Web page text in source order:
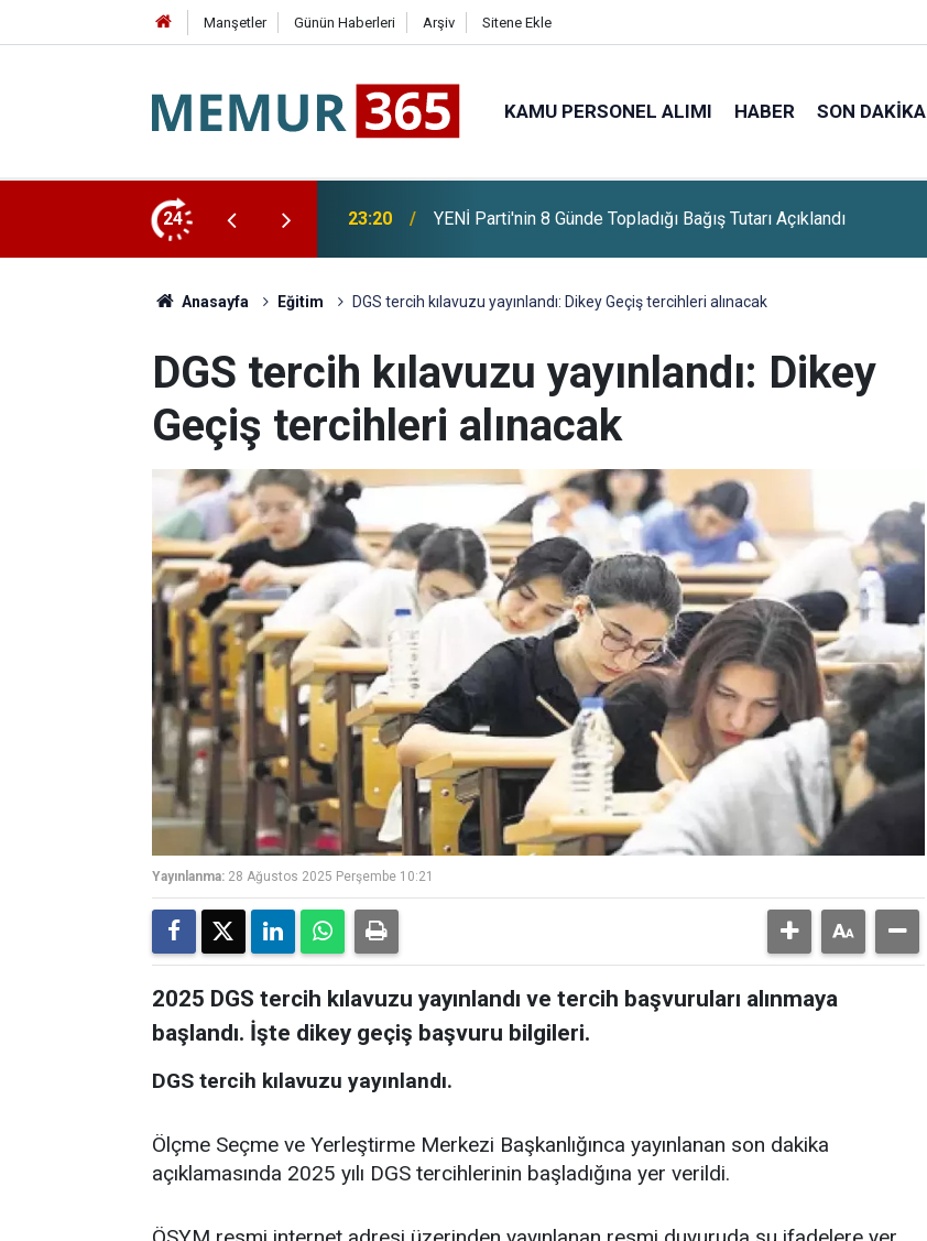
Manşetler Günün Haberleri Arşiv Sitene Ekle
KAMU PERSONEL ALIMI HABER SON DAKIKA
24
Tutarı Açıklandı 22:56 Cumhurbaşkanı Erdoğan Yarın Suudi Arabistan'a Gidiyor
Anasayfa Eğitim DGS tercih kılavuzu yayınlandı: Dikey Geçiş tercihleri alınacak
DGS tercih kılavuzu yayınlandı: Dikey
Geçiş tercihleri alınacak
Yayınlanma: 28 Ağustos 2025 Perşembe 10:21
2025 DGS tercih kılavuzu yayınlandı ve tercih başvuruları alınmaya
başlandı. İşte dikey geçiş başvuru bilgileri.
DGS tercih kılavuzu yayınlandı.
Ölçme Seçme ve Yerleştirme Merkezi Başkanlığınca yayınlanan son dakika
açıklamasında 2025 yılı DGS tercihlerinin başladığına yer verildi.